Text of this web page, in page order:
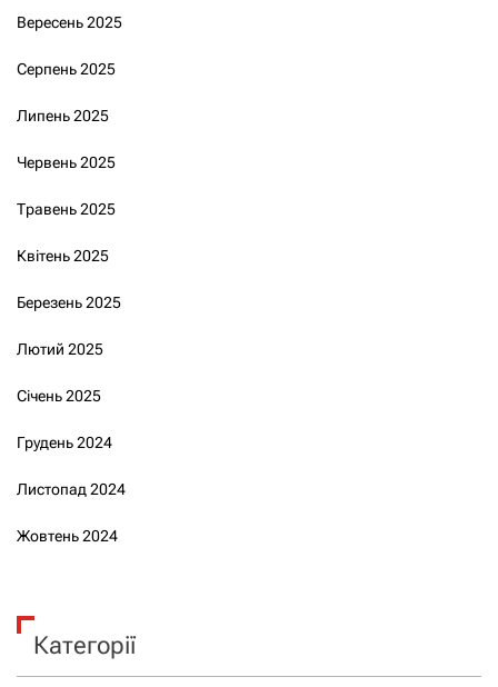
Вересень 2025
Серпень 2025
Липень 2025
Червень 2025
Травень 2025
Квітень 2025
Березень 2025
Лютий 2025
Січень 2025
Грудень 2024
Листопад 2024
Жовтень 2024
Категорії